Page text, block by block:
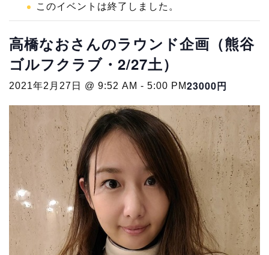
このイベントは終了しました。
高橋なおさんのラウンド企画（熊谷
ゴルフクラブ・2/27土）
2021年2月27日 @ 9:52 AM - 5:00 PM23000円